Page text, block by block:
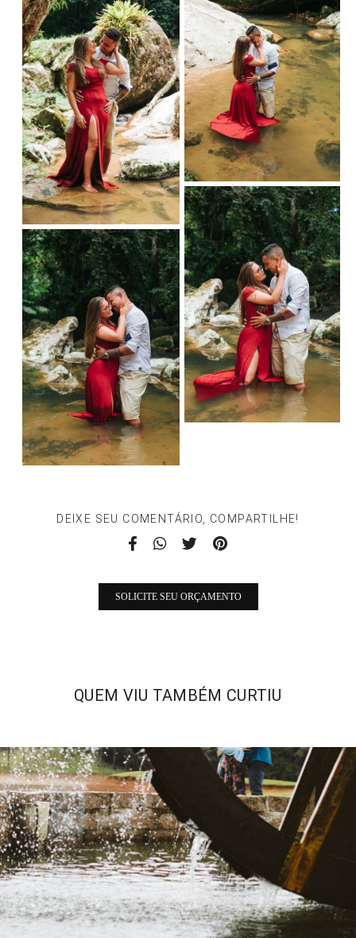
DEIXE SEU COMENTÁRIO, COMPARTILHE!
SOLICITE SEU ORÇAMENTO
QUEM VIU TAMBÉM CURTIU